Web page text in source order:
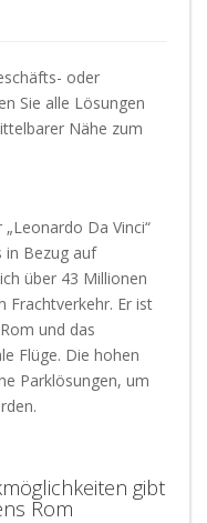
oder
Sie alle Lösungen
Nähe zum
Da Vinci“
in Bezug auf
über 43 Millionen
Frachtverkehr. Er ist
und das
Flüge. Die hohen
Parklösungen, um
gibt
Rom